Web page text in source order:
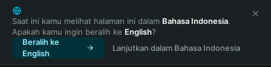
English
日本語
Tiếng Việt
Русский
Español (Latinoamérica)
Saat ini kamu melihat halaman ini dalam Bahasa Indonesia.
Apakah kamu ingin beralih ke English?
Beralih ke
English
Lanjutkan dalam Bahasa Indonesia